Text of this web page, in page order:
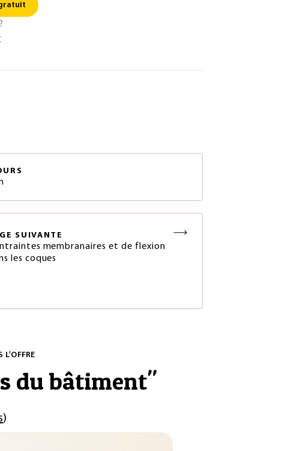
SUIVANTE
membranaires et de flexion
les coques
L'OFFRE
du bâtiment"
)